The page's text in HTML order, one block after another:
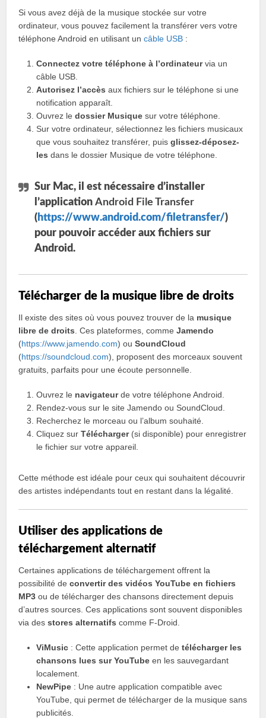
Si vous avez déjà de la musique stockée sur votre
ordinateur, vous pouvez facilement la transférer vers votre
téléphone Android en utilisant uncâble USB :
Connectez votre téléphone à l’ordinateurvia un
câble USB.
Autorisez l’accès aux fichiers sur le téléphone si une
notification apparaît.
Ouvrez ledossier Musique sur votre téléphone.
Sur votre ordinateur, sélectionnez les fichiers musicaux
que vous souhaitez transférer, puisglissez-déposez-
les dans le dossier Musique de votre téléphone.
Sur Mac, il est nécessaire d’installer
l’applicationAndroid File Transfer
( https://www.android.com/filetransfer/)
pour pouvoir accéder aux fichiers sur
Android.
Télécharger de la musique libre de droits
Il existe des sites où vous pouvez trouver de la musique
libre de droits . Ces plateformes, commeJamendo
(https://www.jamendo.com) ouSoundCloud
(https://soundcloud.com), proposent des morceaux souvent
gratuits, parfaits pour une écoute personnelle.
Ouvrez le navigateurde votre téléphone Android.
Rendez-vous sur le site Jamendo ou SoundCloud.
Recherchez le morceau ou l’album souhaité.
Cliquez surTélécharger(si disponible) pour enregistrer
le fichier sur votre appareil.
Cette méthode est idéale pour ceux qui souhaitent découvrir
des artistes indépendants tout en restant dans la légalité.
Utiliser des applications de
téléchargement alternatif
Certaines applications de téléchargement offrent la
possibilité deconvertir des vidéos YouTube en fichiers
MP3 ou de télécharger des chansons directement depuis
d’autres sources. Ces applications sont souvent disponibles
via desstores alternatifs comme F-Droid.
ViMusic : Cette application permet detélécharger les
chansons lues sur YouTube en les sauvegardant
localement.
NewPipe : Une autre application compatible avec
YouTube, qui permet de télécharger de la musique sans
publicités.